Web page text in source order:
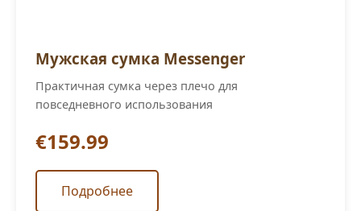
Мужская сумка Messenger
Практичная сумка через плечо для
повседневного использования
€159.99
Подробнее